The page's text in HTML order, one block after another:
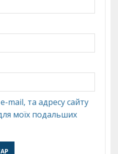
mail, та адресу сайту
моїх подальших